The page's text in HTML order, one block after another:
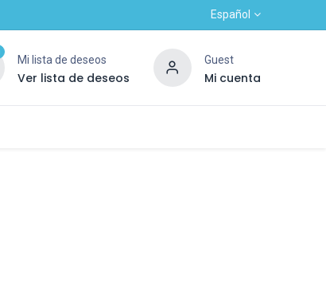
Español
Mi lista de deseos
Ver lista de deseos
Guest
Mi cuenta